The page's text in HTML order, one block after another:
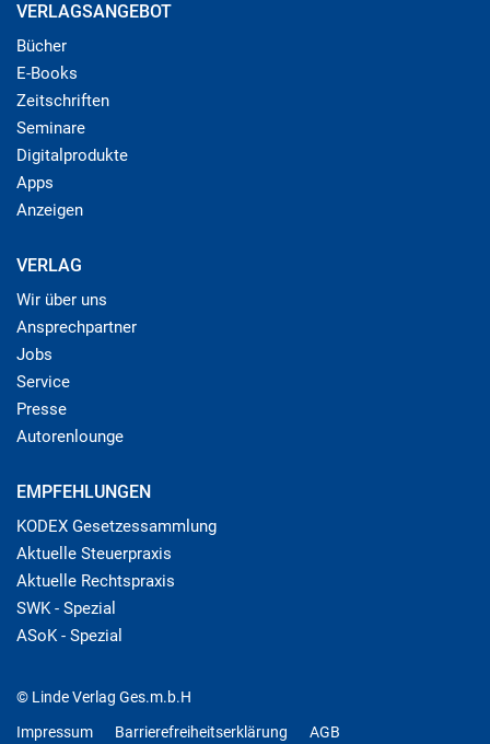
VERLAGSANGEBOT
Bücher
E-Books
Zeitschriften
Seminare
Digitalprodukte
Apps
Anzeigen
VERLAG
Wir über uns
Ansprechpartner
Jobs
Service
Presse
Autorenlounge
EMPFEHLUNGEN
KODEX Gesetzessammlung
Aktuelle Steuerpraxis
Aktuelle Rechtspraxis
SWK - Spezial
ASoK - Spezial
© Linde Verlag Ges.m.b.H
Impressum
Barrierefreiheitserklärung AGB